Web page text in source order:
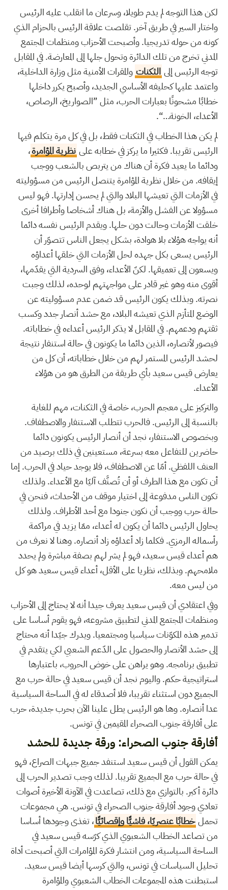
لكن هذا التوجه لم يدم طويلا، وسرعان ما انقلب عليه الرئيس
واختار السير في طريق آخر. تقلصت علاقة الرئيس بالحزام الذي
كونه من حوله تدريجيا. وأصبحت الأحزاب ومنظمات المجتمع
المدني تخرج من تلك الدائرة وتحول جلها إلى المعارضة. في المقابل
توجه الرئيس إلى الثكنات والمقرات الأمنية مثل وزارة الداخلية،
واعتمد عليها كحليفه الأساسي الجديد، وأصبح يكرر داخلها
خطابًا مشحونًا بعبارات الحرب، مثل ”الصواريخ، الرصاص،
الأعداء، الخونة…“.
لم يكن هذا الخطاب في الثكنات فقط، بل في كل مرة يتكلم فيها
الرئيس تقريبا. فكثيرا ما يركز في خطابه على نظرية المؤامرة،
ودائما ما يعيد فكرة أن هناك من يتربص بالشعب ووجب
إيقافه. من خلال نظرية المؤامرة يتنصل الرئيس من مسؤوليته
في الأزمات التي تعيشها البلاد والتي لم يحسن إدارتها. فهو ليس
مسؤولا عن الفشل والأزمة، بل هناك أشخاصا وأطرافا أخرى
خلقت الأزمات وحالت دون حلها. ويقدم الرئيس نفسه دائما
أنه يواجه هؤلاء بلا هوادة، بشكل يجعل الناس تتصوّر أن
الرئيس يسعى بكل جهده لحل الأزمات التي خلقها أعداؤه
ويسعون إلى تعميقها. لكنّ الأعداء، وفق السردية التي يقدّمها،
أقوى منه وهو غير قادر على مواجهتهم لوحده، لذلك وجبت
نصرته. وبذلك يكون الرئيس قد ضمن عدم مسؤوليته عن
الوضع المتأزم الذي تعيشه البلاد، مع حشد أنصار جدد وكسب
ثقتهم ودعمهم. في المقابل لا يذكر الرئيس أعداءه في خطاباته.
فيصور لأنصاره، الذين دائما ما يكونون في حالة استنفار نتيجة
لحشد الرئيس المستمر لهم من خلال خطاباته، أن كل من
يعارض قيس سعيد بأي طريقة من الطرق هو من هؤلاء
الأعداء.
والتركيز على معجم الحرب، خاصة في الثكنات، مهم للغاية
بالنسبة إلى الرئيس. فالحرب تتطلب الاستنفار والاصطفاف.
وبخصوص الاستنفار، نجد أن أنصار الرئيس يكونون دائما
حاضرين للتفاعل معه بسرعة، مستعينين في ذلك برصيد من
العنف اللفظي. أمّا عن الاصطفاف، فلا يوجد حياد في الحرب. إما
أن تكون مع هذا الطرف أو أن تُصنَّف آليّا مع الأعداء. ولذلك
تكون الناس مدفوعة إلى اختيار موقف من الأحداث، فنحن في
حالة حرب ووجب أن نكون جنودا مع أحد الأطراف. ولذلك
يحاول الرئيس دائما أن يكون له أعداء، ممّا يزيد في مراكمة
رأسماله الرمزي. فكلما زاد أعداؤه زاد أنصاره. وهنا لا نعرف من
هم أعداء قيس سعيد، فهو لم يشر لهم بصفة مباشرة ولم يحدد
ملامحهم. وبذلك، نظريا على الأقل، أعداء قيس سعيد هو كل
من ليس معه.
وفي اعتقادي أن قيس سعيد يعرف جيدا أنه لا يحتاج إلى الأحزاب
ومنظمات المجتمع المدني لتطبيق مشروعه، فهو يقوم أساسا على
تدمير هذه المكوّنات سياسيا ومجتمعيا. ويدرك جيّدا أنه محتاج
إلى حشد الأنصار والحصول على الدّعم الشعبي لكي يتقدم في
تطبيق برنامجه. وهو يراهن على خوض الحروب، باعتبارها
استراتيجية حكم. واليوم نجد أن قيس سعيد في حالة حرب مع
الجميع دون استثناء تقريبا، فلا أصدقاء له في الساحة السياسية
عدا أنصاره. وها هو الرئيس يطل علينا الآن بحرب جديدة، حرب
على أفارقة جنوب الصحراء المقيمين في تونس.
أفارقة جنوب الصحراء: ورقة جديدة للحشد
يمكن القول أن قيس سعيد استنفد جميع جبهات الصراع، فهو
في حالة حرب مع الجميع تقريبا. لذلك وجب تصدير الحرب إلى
دائرة أكبر. بالتوازي مع ذلك، تصاعدت في الآونة الأخيرة أصوات
تعادي وجود أفارقة جنوب الصحراء في تونس. هي مجموعات
تحمل خطابًا عنصريّا، فاشيًّا وإقصائيًّا، تغذى وجودها أساسا
من تصاعد الخطاب الشعبوي الذي كرّسه قيس سعيد في
الساحة السياسية، ومن انتشار فكرة المؤامرات التي أصبحت أداة
تحليل السياسات في تونس، والتي كرسها أيضا قيس سعيد.
استبطنت هذه المجموعات الخطاب الشعبوي والمؤامرة